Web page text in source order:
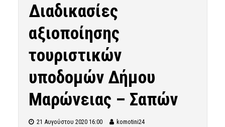
Διαδικασίες
αξιοποίησης
τουριστικών
υποδομών Δήμου
Μαρώνειας – Σαπών
21 Αυγούστου 2020 16:00 komotini24